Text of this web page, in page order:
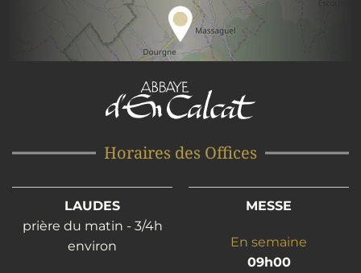
Horaires des Offices
LAUDES
prière du matin - 3/4h
environ
MESSE
En semaine
09h00